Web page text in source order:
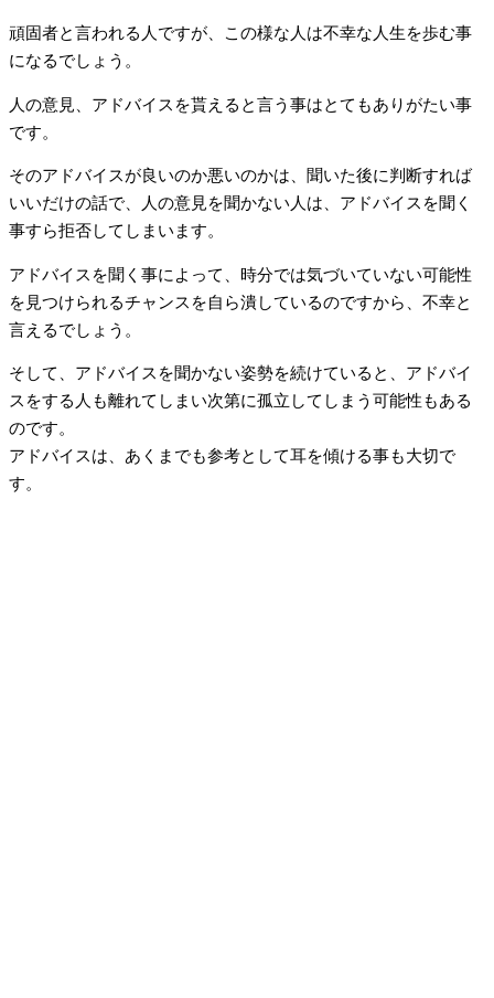
頑固者と言われる人ですが、この様な人は不幸な人生を歩む事
になるでしょう。
人の意見、アドバイスを貰えると言う事はとてもありがたい事
です。
そのアドバイスが良いのか悪いのかは、聞いた後に判断すれば
いいだけの話で、人の意見を聞かない人は、アドバイスを聞く
事すら拒否してしまいます。
アドバイスを聞く事によって、時分では気づいていない可能性
を見つけられるチャンスを自ら潰しているのですから、不幸と
言えるでしょう。
そして、アドバイスを聞かない姿勢を続けていると、アドバイ
スをする人も離れてしまい次第に孤立してしまう可能性もある
のです。
アドバイスは、あくまでも参考として耳を傾ける事も大切で
す。